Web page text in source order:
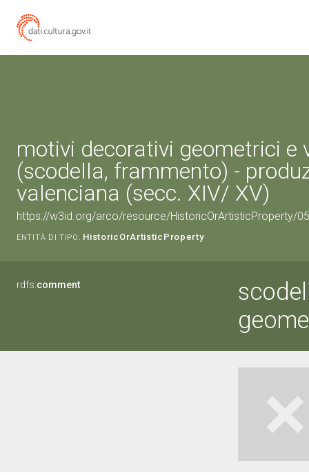
motivi decorativi geometrici e
(scodella, frammento) -
valenciana (secc. XIV/ XV)
https://w3id.org/arco/resource/HistoricOrArtisticProperty/
ENTITÀ DI TIPO: HistoricOrArtisticProperty
rdfs:comment